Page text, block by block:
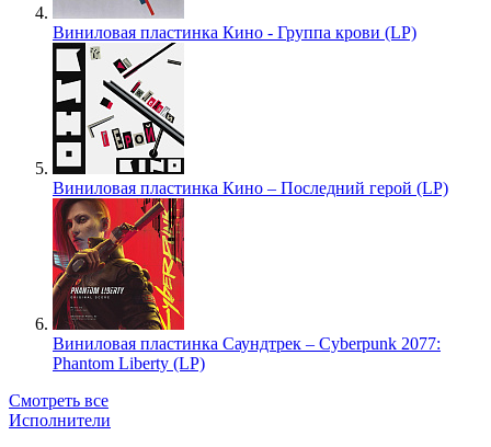
Виниловая пластинка Кино - Группа крови (LP)
Виниловая пластинка Кино – Последний герой (LP)
Виниловая пластинка Саундтрек – Cyberpunk 2077:
Phantom Liberty (LP)
Смотреть все
Исполнители